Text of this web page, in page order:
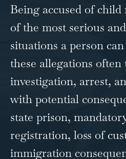
Being accused of
of the most serious
situations a person
these allegations
investigation, arrest,
with potential
state prison,
registration, loss of
immigration